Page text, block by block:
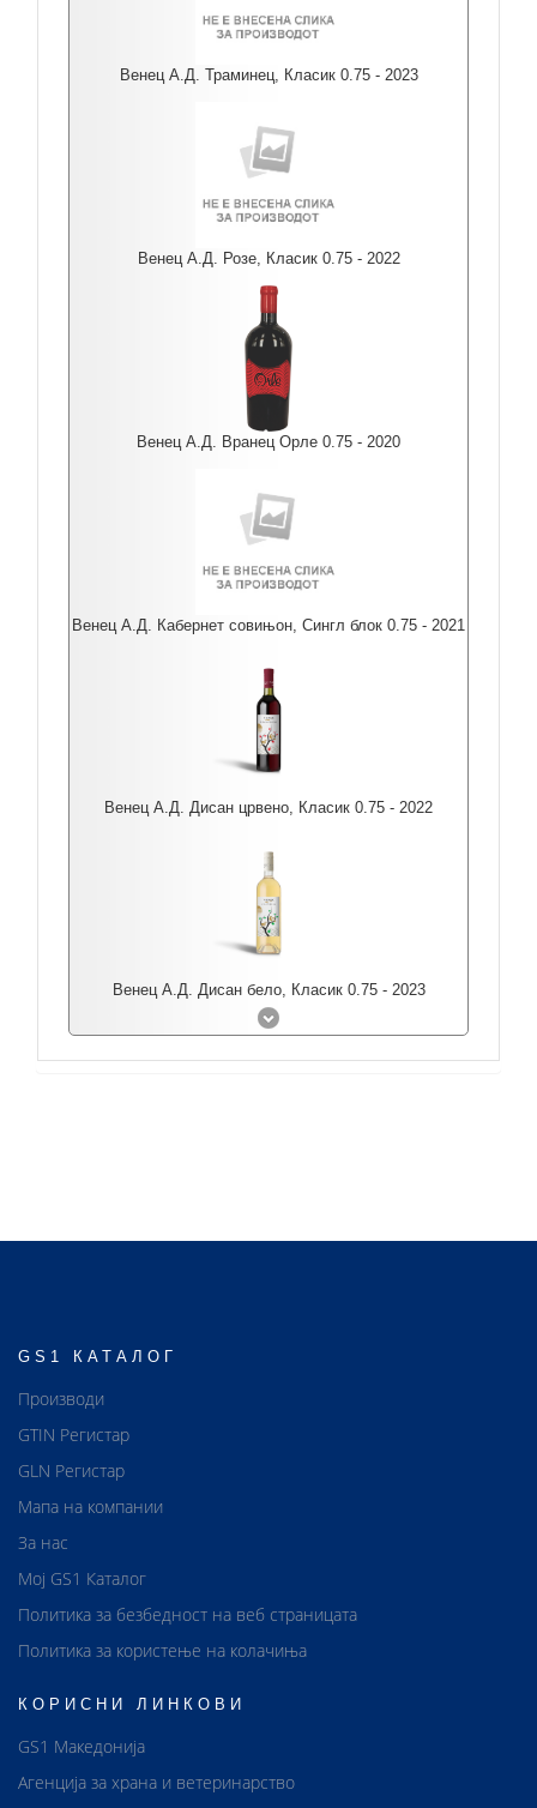
Венец А.Д. Траминец, Класик 0.75 - 2023
Венец А.Д. Розе, Класик 0.75 - 2022
Венец А.Д. Вранец Орле 0.75 - 2020
Венец А.Д. Кабернет совињон, Сингл блок 0.75 - 2021
Венец А.Д. Дисан црвено, Класик 0.75 - 2022
Венец А.Д. Дисан бело, Класик 0.75 - 2023
GS1 КАТАЛОГ
Производи
GTIN Регистар
GLN Регистар
Мапа на компании
За нас
Мој GS1 Каталог
Политика за безбедност на веб страницата
Политика за користење на колачиња
КОРИСНИ ЛИНКОВИ
GS1 Македонија
Агенција за храна и ветеринарство